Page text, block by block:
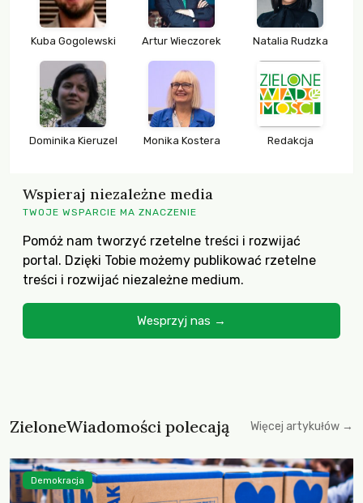
Kuba Gogolewski Artur Wieczorek Natalia Rudzka
Dominika Kieruzel Monika Kostera Redakcja
Wspieraj niezależne media
TWOJE WSPARCIE MA ZNACZENIE
Pomóż nam tworzyć rzetelne treści i rozwijać
portal. Dzięki Tobie możemy publikować rzetelne
treści i rozwijać niezależne medium.
Wesprzyj nas →
ZieloneWiadomości polecają Więcej artykułów →
Demokracja